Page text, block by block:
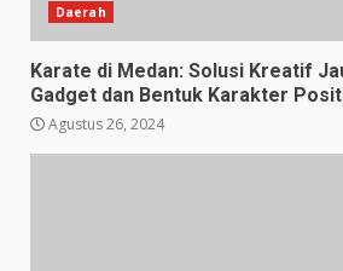
Daerah
Karate di Medan: Solusi Kreatif
Gadget dan Bentuk Karakter
Agustus 26, 2024